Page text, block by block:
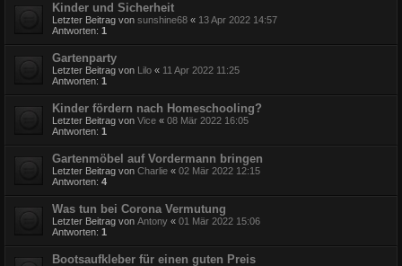
Kinder und Sicherheit
Letzter Beitrag von sunshine68 « 13 Apr 2022 14:57
Antworten: 1
Gartenparty
Letzter Beitrag von Lilo « 11 Apr 2022 11:25
Antworten: 1
Kinder fördern nach Homeschooling?
Letzter Beitrag von Vice « 08 Mär 2022 16:05
Antworten: 1
Gartenmöbel auf Vordermann bringen
Letzter Beitrag von Charlie « 02 Mär 2022 12:15
Antworten: 4
Was tun bei Corona Vermutung
Letzter Beitrag von Antony « 01 Mär 2022 15:06
Antworten: 1
Bootsaufkleber für einen guten Preis